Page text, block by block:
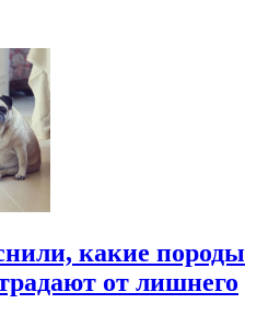
какие породы
от лишнего